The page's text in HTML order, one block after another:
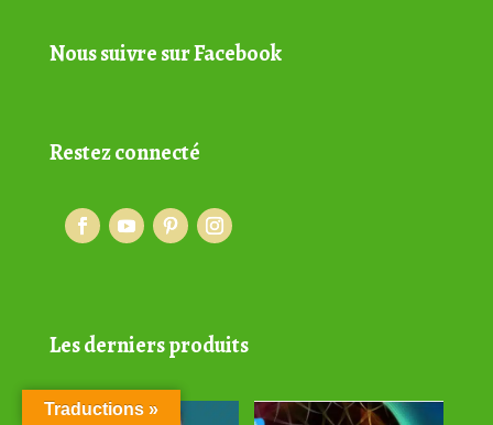
Nous suivre sur Facebook
Restez connecté
Les derniers produits
Traductions »